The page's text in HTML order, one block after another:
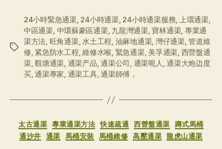
标
24小時緊急通渠, 24小時通渠, 24小時通渠服務, 上環通渠,
中區通渠, 中環蘇豪區通渠, 九龍灣通渠,寶林通渠, 專業通
渠方法, 旺角通渠,水土工程, 油麻地通渠, 灣仔通渠,管道維
修, 紧急防水工程,維修水喉, 緊急通渠, 美孚通渠, 西營盤通
渠,觀塘通渠, 通渠产品,通渠公司, 通渠呃人,通渠大炮边度
买,通渠專家, 通渠工具,通渠師傅，
分
类
太古通渠 專業通渠方法 快速疏通 西營盤通渠
蹲式馬桶
通沙井
通渠 馬桶安裝 馬桶維修 高壓通渠 龍虎山通渠